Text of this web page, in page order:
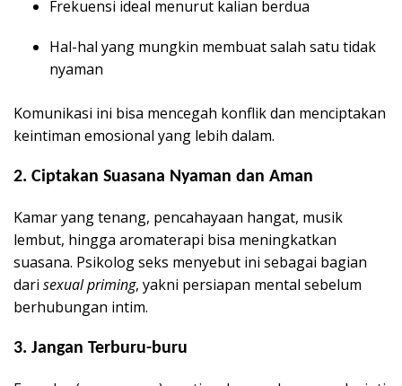
Frekuensi ideal menurut kalian berdua
Hal-hal yang mungkin membuat salah satu tidak
nyaman
Komunikasi ini bisa mencegah konflik dan menciptakan
keintiman emosional yang lebih dalam.
2. Ciptakan Suasana Nyaman dan Aman
Kamar yang tenang, pencahayaan hangat, musik
lembut, hingga aromaterapi bisa meningkatkan
suasana. Psikolog seks menyebut ini sebagai bagian
dari sexual priming, yakni persiapan mental sebelum
berhubungan intim.
3. Jangan Terburu-buru